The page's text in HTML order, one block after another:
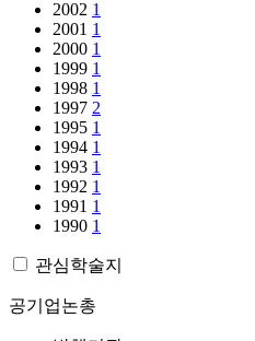
2002 1
2001 1
2000 1
1999 1
1998 1
1997 2
1995 1
1994 1
1993 1
1992 1
1991 1
1990 1
관심학술지
공기업논총